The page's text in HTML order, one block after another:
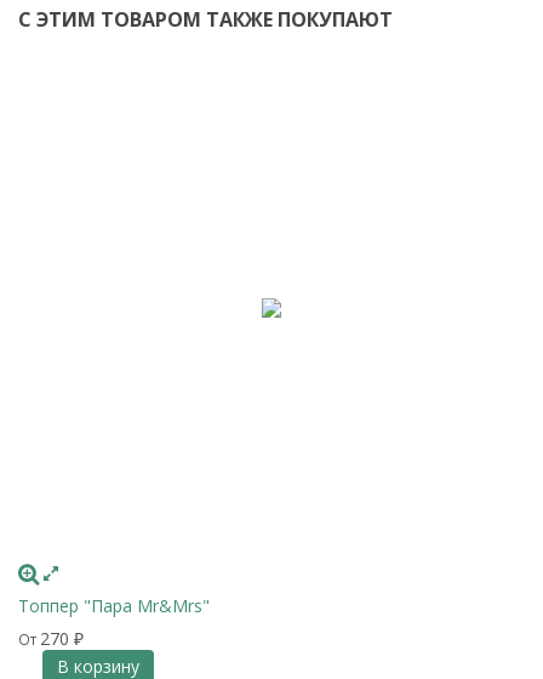
С ЭТИМ ТОВАРОМ ТАКЖЕ ПОКУПАЮТ
Топпер "Пара Mr&Mrs"
От 270 ₽
В корзину